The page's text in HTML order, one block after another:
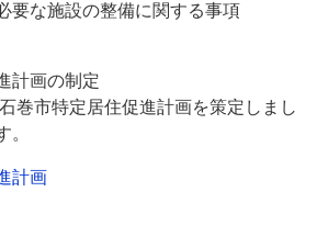
要な施設の整備に関する事項
計画の制定
巻市特定居住促進計画を策定しまし
。
計画